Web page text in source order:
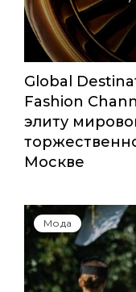
Global
Fashion
элиту
Москве
Мода